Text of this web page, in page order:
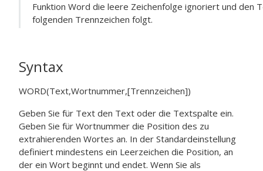
Funktion Word die leere Zeichenfolge ignoriert und den
folgenden Trennzeichen folgt.
Syntax
WORD(Text,Wortnummer,[Trennzeichen])
Geben Sie für Text den Text oder die Textspalte ein.
Geben Sie für Wortnummer die Position des zu
extrahierenden Wortes an. In der Standardeinstellung
definiert mindestens ein Leerzeichen die Position, an
der ein Wort beginnt und endet. Wenn Sie als